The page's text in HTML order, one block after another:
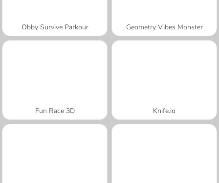
Obby Survive Parkour Geometry Vibes Monster
Fun Race 3D Knife.io